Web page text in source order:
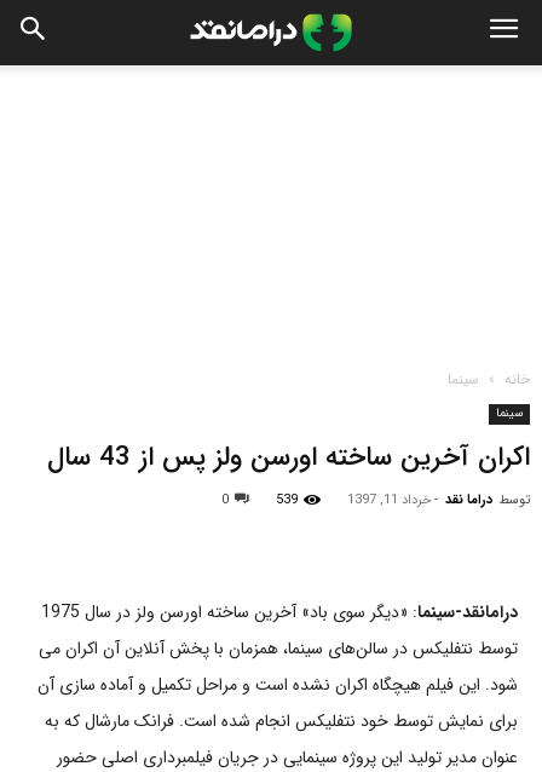
خانه سینما
سینما
اکران آخرین ساخته اورسن ولز پس از 43 سال
توسط دراما نقد -خرداد 11, 1397 539
0
درامانقد-سینما
: «دیگر سوی باد» آخرین ساخته اورسن ولز در سال 1975
توسط نتفلیکس در سالن‌های سینما، همزمان با پخش آنلاین آن اکران می
شود. این فیلم هیچگاه اکران نشده است و مراحل تکمیل و آماده سازی آن
برای نمایش توسط خود نتفلیکس انجام شده است. فرانک مارشال که به
عنوان مدیر تولید این پروژه سینمایی در جریان فیلمبرداری اصلی حضور